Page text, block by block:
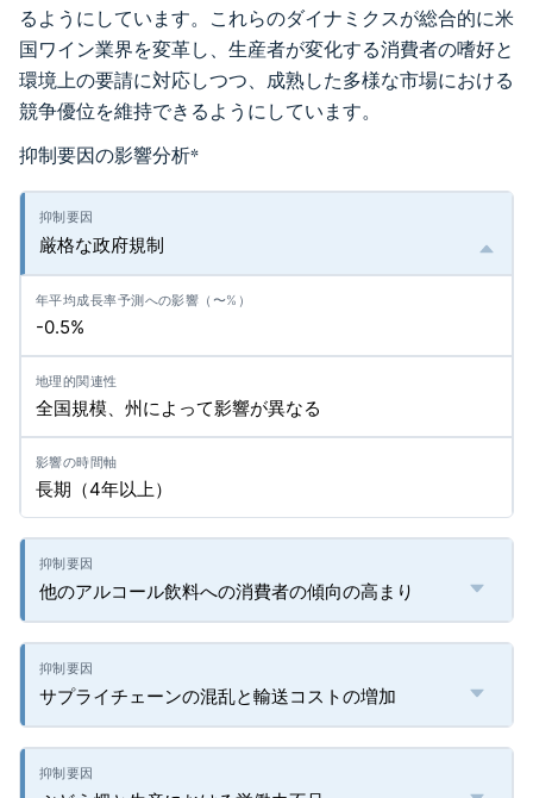
るようにしています。これらのダイナミクスが総合的に米
国ワイン業界を変革し、生産者が変化する消費者の嗜好と
環境上の要請に対応しつつ、成熟した多様な市場における
競争優位を維持できるようにしています。
抑制要因の影響分析*
厳格な政府規制
-0.5%
全国規模、州によって影響が異なる
長期（4年以上）
他のアルコール飲料への消費者の傾向の高まり
サプライチェーンの混乱と輸送コストの増加